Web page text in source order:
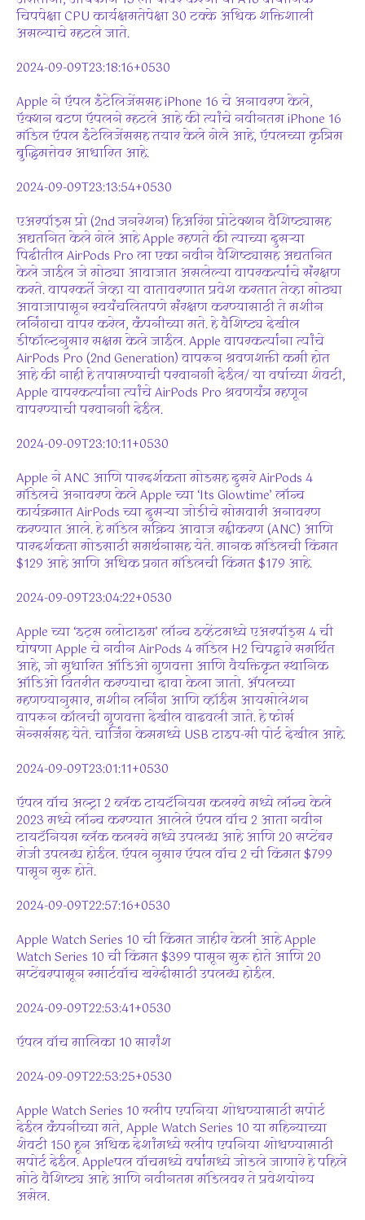
चिपपेक्षा CPU कार्यक्षमतेपेक्षा 30 टक्के अधिक शक्तिशाली
असल्याचे म्हटले जाते.
2024-09-09T23:18:16+0530
Apple ने ऍपल इंटेलिजेंससह iPhone 16 चे अनावरण केले,
ऍक्शन बटण ऍपलने म्हटले आहे की त्यांचे नवीनतम iPhone 16
मॉडेल ऍपल इंटेलिजेंससह तयार केले गेले आहे, ऍपलच्या कृत्रिम
बुद्धिमत्तेवर आधारित आहे.
2024-09-09T23:13:54+0530
एअरपॉड्स प्रो (2nd जनरेशन) हिअरिंग प्रोटेक्शन वैशिष्ट्यासह
अद्यतनित केले गेले आहे Apple म्हणते की त्याच्या दुसऱ्या
पिढीतील AirPods Pro ला एका नवीन वैशिष्ट्यासह अद्यतनित
केले जाईल जे मोठ्या आवाजात असलेल्या वापरकर्त्यांचे संरक्षण
करते. वापरकर्ते जेव्हा या वातावरणात प्रवेश करतात तेव्हा मोठ्या
आवाजापासून स्वयंचलितपणे संरक्षण करण्यासाठी ते मशीन
लर्निंगचा वापर करेल, कंपनीच्या मते. हे वैशिष्ट्य देखील
डीफॉल्टनुसार सक्षम केले जाईल. Apple वापरकर्त्यांना त्यांचे
AirPods Pro (2nd Generation) वापरून श्रवणशक्ती कमी होत
आहे की नाही हे तपासण्याची परवानगी देईल/ या वर्षाच्या शेवटी,
Apple वापरकर्त्यांना त्यांचे AirPods Pro श्रवणयंत्र म्हणून
वापरण्याची परवानगी देईल.
2024-09-09T23:10:11+0530
Apple ने ANC आणि पारदर्शकता मोडसह दुसरे AirPods 4
मॉडेलचे अनावरण केले Apple च्या ‘Its Glowtime’ लॉन्च
कार्यक्रमात AirPods च्या दुसऱ्या जोडीचे सोमवारी अनावरण
करण्यात आले. हे मॉडेल सक्रिय आवाज रद्दीकरण (ANC) आणि
पारदर्शकता मोडसाठी समर्थनासह येते. मानक मॉडेलची किंमत
$129 आहे आणि अधिक प्रगत मॉडेलची किंमत $179 आहे.
2024-09-09T23:04:22+0530
Apple च्या ‘इट्स ग्लोटाइम’ लॉन्च इव्हेंटमध्ये एअरपॉड्स 4 ची
घोषणा Apple चे नवीन AirPods 4 मॉडेल H2 चिपद्वारे समर्थित
आहे, जो सुधारित ऑडिओ गुणवत्ता आणि वैयक्तिकृत स्थानिक
ऑडिओ वितरीत करण्याचा दावा केला जातो. ॲपलच्या
म्हणण्यानुसार, मशीन लर्निंग आणि व्हॉईस आयसोलेशन
वापरून कॉलची गुणवत्ता देखील वाढवली जाते. हे फोर्स
सेन्सर्ससह येते. चार्जिंग केसमध्ये USB टाइप-सी पोर्ट देखील आहे.
2024-09-09T23:01:11+0530
ऍपल वॉच अल्ट्रा 2 ब्लॅक टायटॅनियम कलरवे मध्ये लॉन्च केले
2023 मध्ये लॉन्च करण्यात आलेले ऍपल वॉच 2 आता नवीन
टायटॅनियम ब्लॅक कलरवे मध्ये उपलब्ध आहे आणि 20 सप्टेंबर
रोजी उपलब्ध होईल. ऍपल नुसार ऍपल वॉच 2 ची किंमत $799
पासून सुरू होते.
2024-09-09T22:57:16+0530
Apple Watch Series 10 ची किंमत जाहीर केली आहे Apple
Watch Series 10 ची किंमत $399 पासून सुरू होते आणि 20
सप्टेंबरपासून स्मार्टवॉच खरेदीसाठी उपलब्ध होईल.
2024-09-09T22:53:41+0530
ऍपल वॉच मालिका 10 सारांश
2024-09-09T22:53:25+0530
Apple Watch Series 10 स्लीप एपनिया शोधण्यासाठी सपोर्ट
देईल कंपनीच्या मते, Apple Watch Series 10 या महिन्याच्या
शेवटी 150 हून अधिक देशांमध्ये स्लीप एपनिया शोधण्यासाठी
सपोर्ट देईल. Appleपल वॉचमध्ये वर्षांमध्ये जोडले जाणारे हे पहिले
मोठे वैशिष्ट्य आहे आणि नवीनतम मॉडेलवर ते प्रवेशयोग्य
असेल.